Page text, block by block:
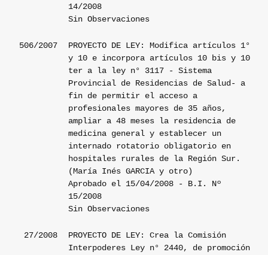
14/2008
Sin Observaciones
506/2007
PROYECTO DE LEY: Modifica artículos 1°
y 10 e incorpora artículos 10 bis y 10
ter a la ley n° 3117 - Sistema
Provincial de Residencias de Salud- a
fin de permitir el acceso a
profesionales mayores de 35 años,
ampliar a 48 meses la residencia de
medicina general y establecer un
internado rotatorio obligatorio en
hospitales rurales de la Región Sur.
(María Inés GARCIA y otro)
Aprobado el 15/04/2008 - B.I. Nº
15/2008
Sin Observaciones
27/2008
PROYECTO DE LEY: Crea la Comisión
Interpoderes Ley n° 2440, de promoción